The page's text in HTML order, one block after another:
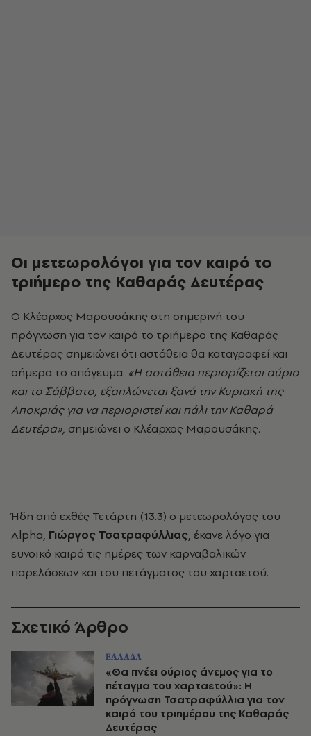
Οι μετεωρολόγοι για τον καιρό το
τριήμερο της Καθαράς Δευτέρας
Ο Κλέαρχος Μαρουσάκης στη σημερινή του
πρόγνωση για τον καιρό το τριήμερο της Καθαράς
Δευτέρας σημειώνει ότι αστάθεια θα καταγραφείκαι
σήμερα το απόγευμα. «Η αστάθεια περιορίζεται αύριο
και το Σάββατο, εξαπλώνεται ξανά την Κυριακή της
Αποκριάς για να περιοριστεί και πάλι την Καθαρά
Δευτέρα», σημειώνει ο Κλέαρχος Μαρουσάκης.
Ήδη από εχθές Τετάρτη (13.3) ο μετεωρολόγος του
Alpha, Γιώργος Τσατραφύλλιας, έκανε λόγο για
ευνοϊκό καιρό τις ημέρες των καρναβαλικών
παρελάσεων και του πετάγματος του χαρταετού.
Σχετικό Άρθρο
ΕΛΛΑΔΑ
«Θα πνέει ούριος άνεμος για το
πέταγμα του χαρταετού»: Η
πρόγνωση Τσατραφύλλια για τον
καιρό του τριημέρου της Καθαράς
Δευτέρας